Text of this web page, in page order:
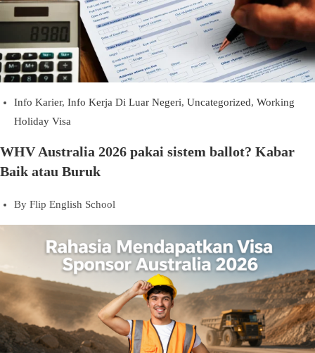
Info Karier, Info Kerja Di Luar Negeri, Uncategorized, Working
Holiday Visa
WHV Australia 2026 pakai sistem ballot? Kabar
Baik atau Buruk
By Flip English School